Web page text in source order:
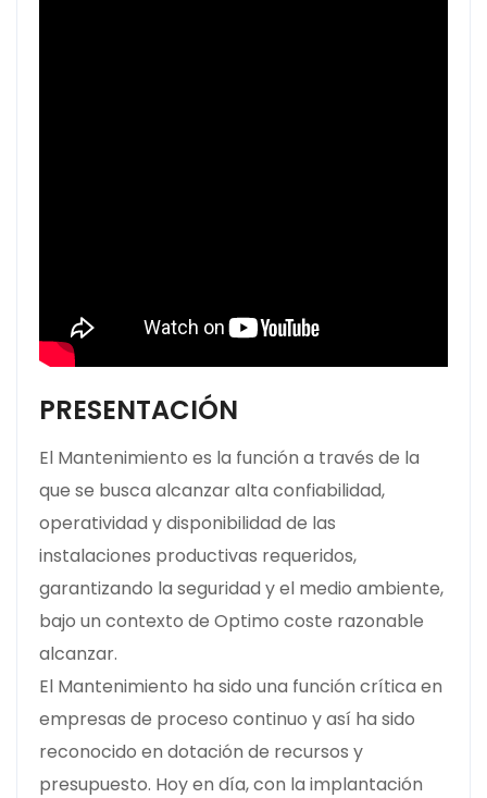
PRESENTACIÓN
El Mantenimiento es la función a través de la
que se busca alcanzar alta confiabilidad,
operatividad y disponibilidad de las
instalaciones productivas requeridos,
garantizando la seguridad y el medio ambiente,
bajo un contexto de Optimo coste razonable
alcanzar.
El Mantenimiento ha sido una función crítica en
empresas de proceso continuo y así ha sido
reconocido en dotación de recursos y
presupuesto. Hoy en día, con la implantación